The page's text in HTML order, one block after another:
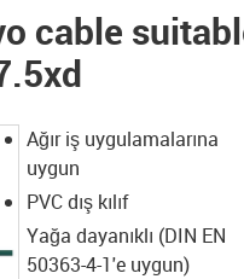
cable
Ağır iş uygulamalarına
uygun
PVC dış kılıf
Yağa dayanıklı (DIN EN
50363-4-1'e uygun)